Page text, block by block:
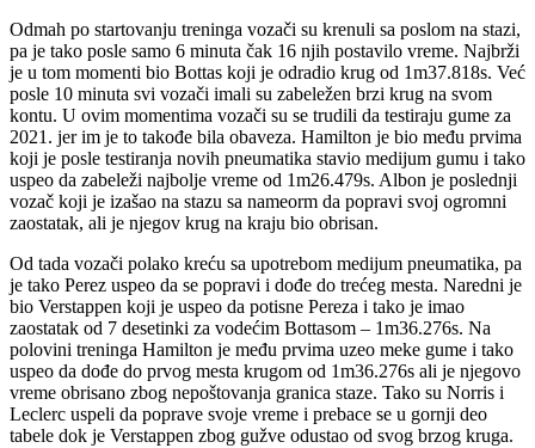
Odmah po startovanju treninga vozači su krenuli sa poslom na stazi,
pa je tako posle samo 6 minuta čak 16 njih postavilo vreme. Najbrži
je u tom momenti bio Bottas koji je odradio krug od 1m37.818s. Već
posle 10 minuta svi vozači imali su zabeležen brzi krug na svom
kontu. U ovim momentima vozači su se trudili da testiraju gume za
2021. jer im je to takođe bila obaveza. Hamilton je bio među prvima
koji je posle testiranja novih pneumatika stavio medijum gumu i tako
uspeo da zabeleži najbolje vreme od 1m26.479s. Albon je poslednji
vozač koji je izašao na stazu sa nameorm da popravi svoj ogromni
zaostatak, ali je njegov krug na kraju bio obrisan.
Od tada vozači polako kreću sa upotrebom medijum pneumatika, pa
je tako Perez uspeo da se popravi i dođe do trećeg mesta. Naredni je
bio Verstappen koji je uspeo da potisne Pereza i tako je imao
zaostatak od 7 desetinki za vodećim Bottasom – 1m36.276s. Na
polovini treninga Hamilton je među prvima uzeo meke gume i tako
uspeo da dođe do prvog mesta krugom od 1m36.276s ali je njegovo
vreme obrisano zbog nepoštovanja granica staze. Tako su Norris i
Leclerc uspeli da poprave svoje vreme i prebace se u gornji deo
tabele dok je Verstappen zbog gužve odustao od svog brzog kruga.